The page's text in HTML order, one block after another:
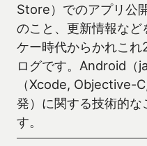
Store）でのアプリ公
のこと、更新情報など
ケー時代からかれこ
ログです。Android（
（Xcode, Objective-
発）に関する技術的な
す。